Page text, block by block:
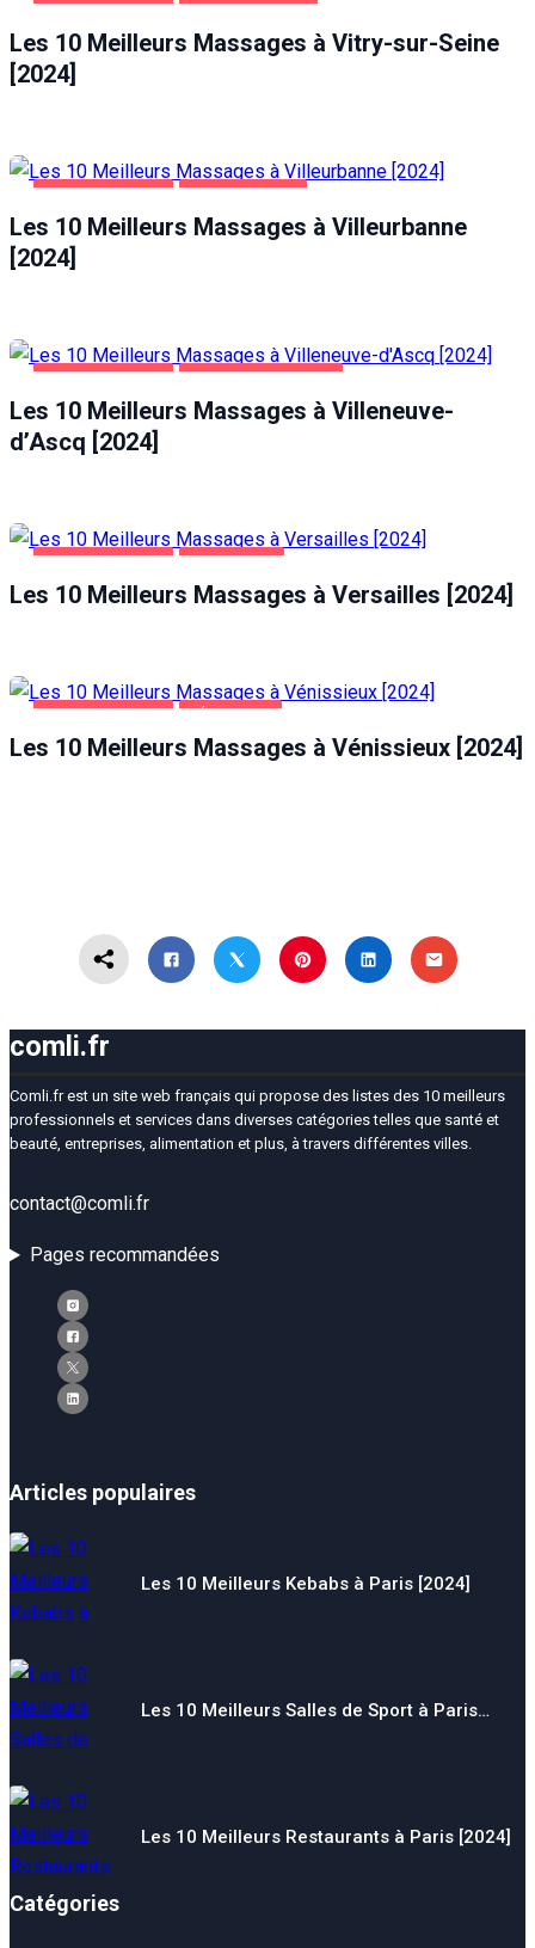
Les 10 Meilleurs Massages à Vitry-sur-Seine
[2024]
Les 10 Meilleurs Massages à Villeurbanne
[2024]
Les 10 Meilleurs Massages à Villeneuve-
d’Ascq [2024]
Les 10 Meilleurs Massages à Versailles [2024]
Les 10 Meilleurs Massages à Vénissieux [2024]
comli.fr
Comli.fr est un site web français qui propose des listes des 10 meilleurs
professionnels et services dans diverses catégories telles que santé et
beauté, entreprises, alimentation et plus, à travers différentes villes.
contact@comli.fr
Pages recommandées
Articles populaires
Les 10 Meilleurs Kebabs à Paris [2024]
Les 10 Meilleurs Salles de Sport à Paris…
Les 10 Meilleurs Restaurants à Paris [2024]
Catégories